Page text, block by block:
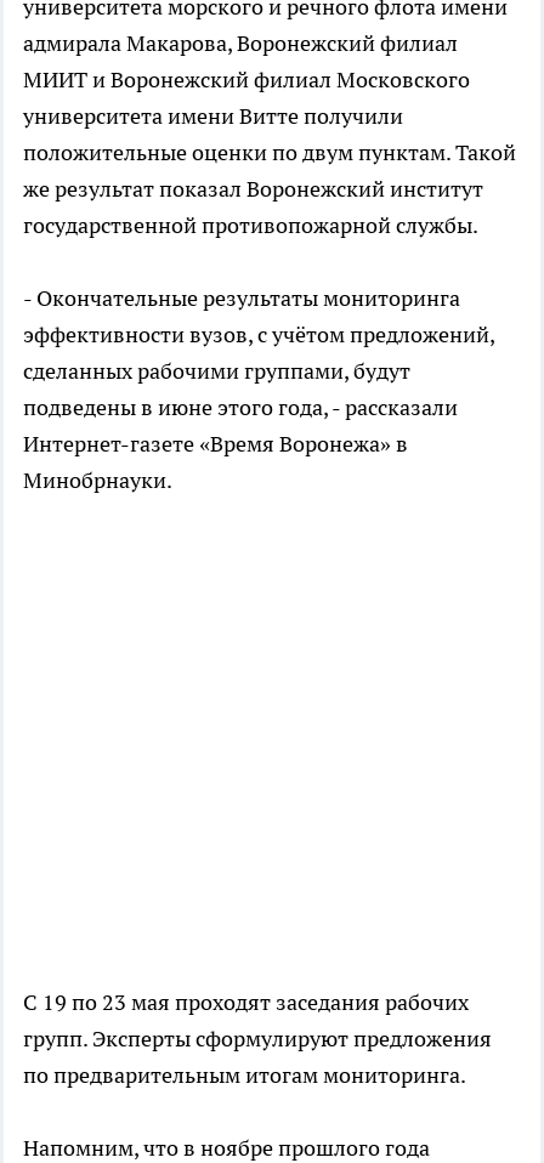
университета морского и речного флота имени
адмирала Макарова, Воронежский филиал
МИИТ и Воронежский филиал Московского
университета имени Витте получили
положительные оценки по двум пунктам. Такой
же результат показал Воронежский институт
государственной противопожарной службы.
- Окончательные результаты мониторинга
эффективности вузов, с учётом предложений,
сделанных рабочими группами, будут
подведены в июне этого года, - рассказали
Интернет-газете «Время Воронежа» в
Минобрнауки.
С 19 по 23 мая проходят заседания рабочих
групп. Эксперты сформулируют предложения
по предварительным итогам мониторинга.
Напомним, что в ноябре прошлого года